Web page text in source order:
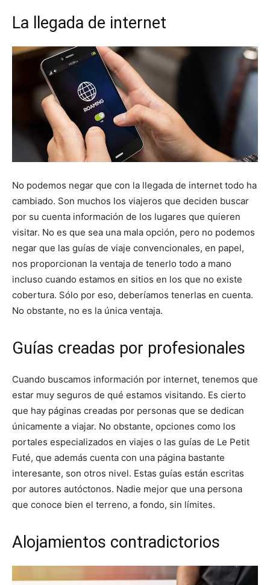
La llegada de internet
No podemos negar que con la llegada de internet todo ha
cambiado. Son muchos los viajeros que deciden buscar
por su cuenta información de los lugares que quieren
visitar. No es que sea una mala opción, pero no podemos
negar que las guías de viaje convencionales, en papel,
nos proporcionan la ventaja de tenerlo todo a mano
incluso cuando estamos en sitios en los que no existe
cobertura. Sólo por eso, deberíamos tenerlas en cuenta.
No obstante, no es la única ventaja.
Guías creadas por profesionales
Cuando buscamos información por internet, tenemos que
estar muy seguros de qué estamos visitando. Es cierto
que hay páginas creadas por personas que se dedican
únicamente a viajar. No obstante, opciones como los
portales especializados en viajes o las guías de Le Petit
Futé, que además cuenta con una página bastante
interesante, son otros nivel. Estas guías están escritas
por autores autóctonos. Nadie mejor que una persona
que conoce bien el terreno, a fondo, sin límites.
Alojamientos contradictorios